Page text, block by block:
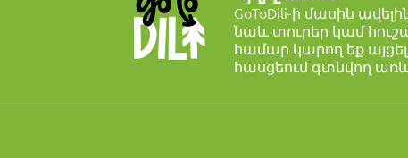
GoToDili-ի մասին
նաև տուրեր կամ
համար կարող եք
հասցեում գտնվող